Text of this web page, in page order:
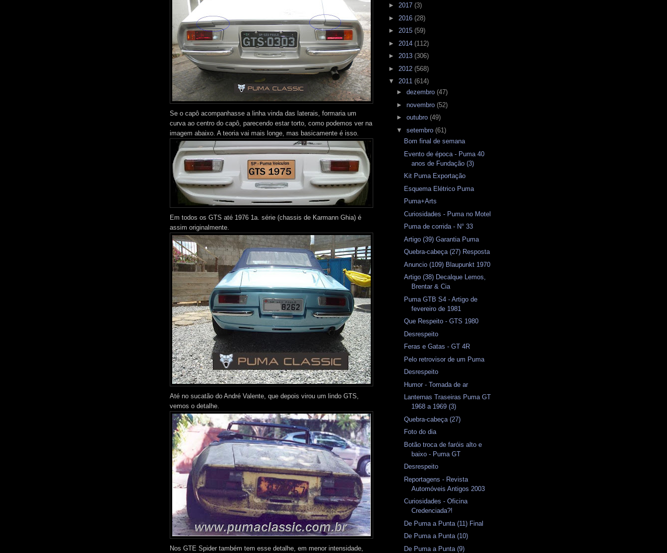
Se o capô acompanhasse a linha vinda das laterais, formaria um
curva ao centro do capô, parecendo estar torto, como podemos ver na
imagem abaixo. A teoria vai mais longe, mas basicamente é isso.
Em todos os GTS até 1976 1a. série (chassis de Karmann Ghia) é
assim originalmente.
Até no sucatão do André Valente, que depois virou um lindo GTS,
vemos o detalhe.
Nos GTE Spider também tem esse detalhe, em menor intensidade,
► 2017 (3)
► 2016 (28)
► 2015 (59)
► 2014 (112)
► 2013 (306)
► 2012 (568)
▼ 2011 (614)
► dezembro (47)
► novembro (52)
► outubro (49)
▼ setembro (61)
Bom final de semana
Evento de época - Puma 40
anos de Fundação (3)
Kit Puma Exportação
Esquema Elétrico Puma
Puma+Arts
Curiosidades - Puma no Motel
Puma de corrida - N° 33
Artigo (39) Garantia Puma
Quebra-cabeça (27) Resposta
Anuncio (109) Blaupunkt 1970
Artigo (38) Decalque Lemos,
Brentar & Cia
Puma GTB S4 - Artigo de
fevereiro de 1981
Que Respeito - GTS 1980
Desrespeito
Feras e Gatas - GT 4R
Pelo retrovisor de um Puma
Desrespeito
Humor - Tomada de ar
Lanternas Traseiras Puma GT
1968 a 1969 (3)
Quebra-cabeça (27)
Foto do dia
Botão troca de faróis alto e
baixo - Puma GT
Desrespeito
Reportagens - Revista
Automóveis Antigos 2003
Curiosidades - Oficina
Credenciada?!
De Puma a Punta (11) Final
De Puma a Punta (10)
De Puma a Punta (9)